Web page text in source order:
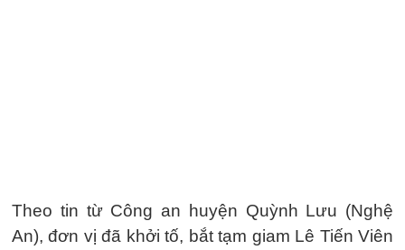
Theo tin từ Công an huyện Quỳnh Lưu (Nghệ
An), đơn vị đã khởi tố, bắt tạm giam Lê Tiến Viên